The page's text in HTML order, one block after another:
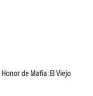
de Mafia: El Viejo